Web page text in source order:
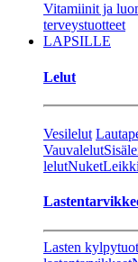
Vitamiinit ja
terveystuotteet
LAPSILLE
Lelut
Vesilelut
Vauvalelut
lelutNuket
Lasten